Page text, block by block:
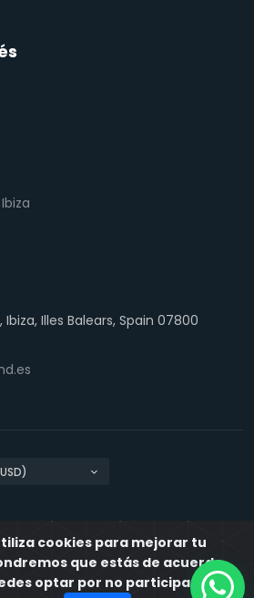
Illes Balears, Spain 07800
Políticas de Cookies IbizaIsland
porDestia
cookies para mejorar tu
que estás de acuerdo
optar por no participar si lo